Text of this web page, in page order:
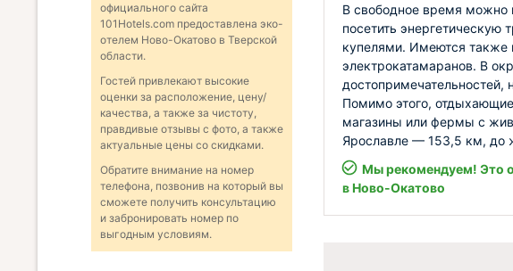
В свободное время можно
посетить
купелями. Имеются также
электрокатамаранов. В
достопримечательностей,
Помимо этого,
магазины или фермы с
Ярославле — 153,5 км, до
Мы рекомендуем! Это
в Ново-Окатово
официального сайта
101Hotels.com предоставлена эко-
отелем Ново-Окатово в Тверской
области.
Гостей привлекают высокие
оценки за расположение, цену/
качества, а также за чистоту,
правдивые отзывы с фото, а также
актуальные цены со скидками.
Обратите внимание на номер
телефона, позвонив на который вы
сможете получить консультацию
и забронировать номер по
выгодным условиям.